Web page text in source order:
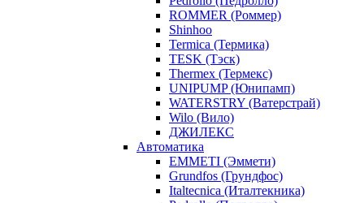
ROMMER (Роммер)
Shinhoo
Termica (Термика)
TESK (Тэск)
Thermex (Термекс)
UNIPUMP (Юнипамп)
WATERSTRY (Ватерстрай)
Wilo (Вило)
ДЖИЛЕКС
Автоматика
EMMETI (Эммети)
Grundfos (Грундфос)
Italtecnica (Италтекника)